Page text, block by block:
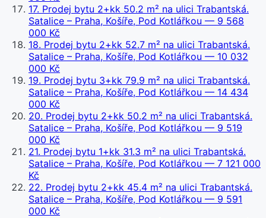
17. Prodej bytu 2+kk 50.2 m² na ulici Trabantská.
Satalice – Praha, Košíře, Pod Kotlářkou — 9 568
000 Kč
18. Prodej bytu 2+kk 52.7 m² na ulici Trabantská.
Satalice – Praha, Košíře, Pod Kotlářkou — 10 032
000 Kč
19. Prodej bytu 3+kk 79.9 m² na ulici Trabantská.
Satalice – Praha, Košíře, Pod Kotlářkou — 14 434
000 Kč
20. Prodej bytu 2+kk 50.2 m² na ulici Trabantská.
Satalice – Praha, Košíře, Pod Kotlářkou — 9 519
000 Kč
21. Prodej bytu 1+kk 31.3 m² na ulici Trabantská.
Satalice – Praha, Košíře, Pod Kotlářkou — 7 121 000
Kč
22. Prodej bytu 2+kk 45.4 m² na ulici Trabantská.
Satalice – Praha, Košíře, Pod Kotlářkou — 9 591
000 Kč